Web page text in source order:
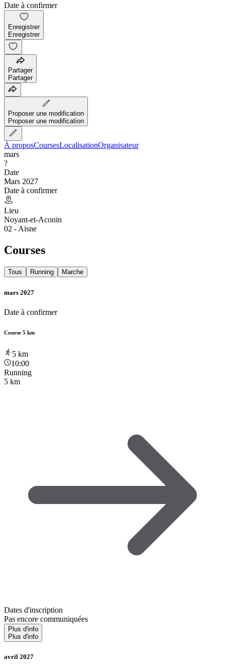
Date à confirmer
Enregistrer
Enregistrer
Partager
Partager
Proposer une modification
Proposer une modification
À proposCoursesLocalisationOrganisateur
mars
?
Date
Mars 2027
Date à confirmer
Lieu
Noyant-et-Aconin
02 - Aisne
Courses
Tous Running Marche
mars 2027
Date à confirmer
Course 5 km
5 km
10:00
Running
5 km
Dates d'inscription
Pas encore communiquées
Plus d'info
Plus d'info
avril 2027